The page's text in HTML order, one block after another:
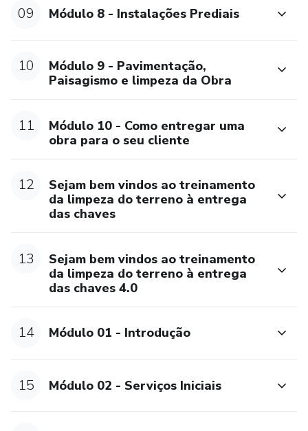
09 Módulo 8 - Instalações Prediais
10
Módulo 9 - Pavimentação,
Paisagismo e limpeza da Obra
11
Módulo 10 - Como entregar uma
obra para o seu cliente
12
Sejam bem vindos ao treinamento
da limpeza do terreno à entrega
das chaves
13
Sejam bem vindos ao treinamento
da limpeza do terreno à entrega
das chaves 4.0
14 Módulo 01 - Introdução
15 Módulo 02 - Serviços Iniciais